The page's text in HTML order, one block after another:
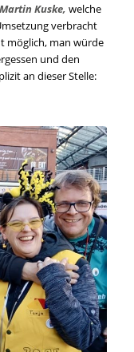
Martin Kuske, welche
verbracht
möglich, man würde
und den
an dieser Stelle: